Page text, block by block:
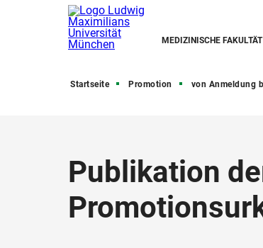
MEDIZINISCHE FAKULTÄT
Startseite Promotion von Anmeldung
Publikation